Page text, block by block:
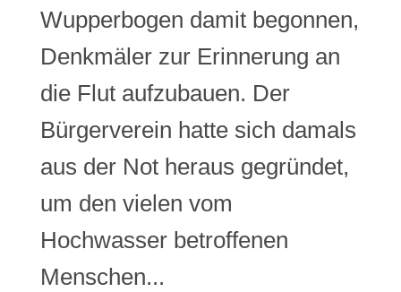
Wupperbogen damit begonnen,
Denkmäler zur Erinnerung an
die Flut aufzubauen. Der
Bürgerverein hatte sich damals
aus der Not heraus gegründet,
um den vielen vom
Hochwasser betroffenen
Menschen...